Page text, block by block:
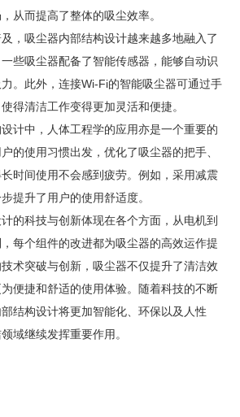
从而提高了整体的吸尘效率。
，吸尘器内部结构设计越来越多地融入了
些吸尘器配备了智能传感器，能够自动识
。此外，连接Wi-Fi的智能吸尘器可通过手
得清洁工作变得更加灵活和便捷。
计中，人体工程学的应用亦是一个重要的
的使用习惯出发，优化了吸尘器的把手、
时间使用不会感到疲劳。例如，采用减震
提升了用户的使用舒适度。
的科技与创新体现在各个方面，从电机到
每个组件的改进都为吸尘器的高效运作提
术突破与创新，吸尘器不仅提升了清洁效
便捷和舒适的使用体验。随着科技的不断
结构设计将更加智能化、环保以及人性
域继续发挥重要作用。